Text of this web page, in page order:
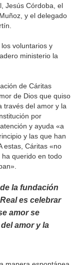
Jesús Córdoba, el
y el delegado
voluntarios y
ministerio la
de Cáritas
de Dios que quiso
través del amor y la
por
y ayuda «a
y las que han
estas, Cáritas «no
querido en todo
la fundación
es celebrar
amor se
amor y la